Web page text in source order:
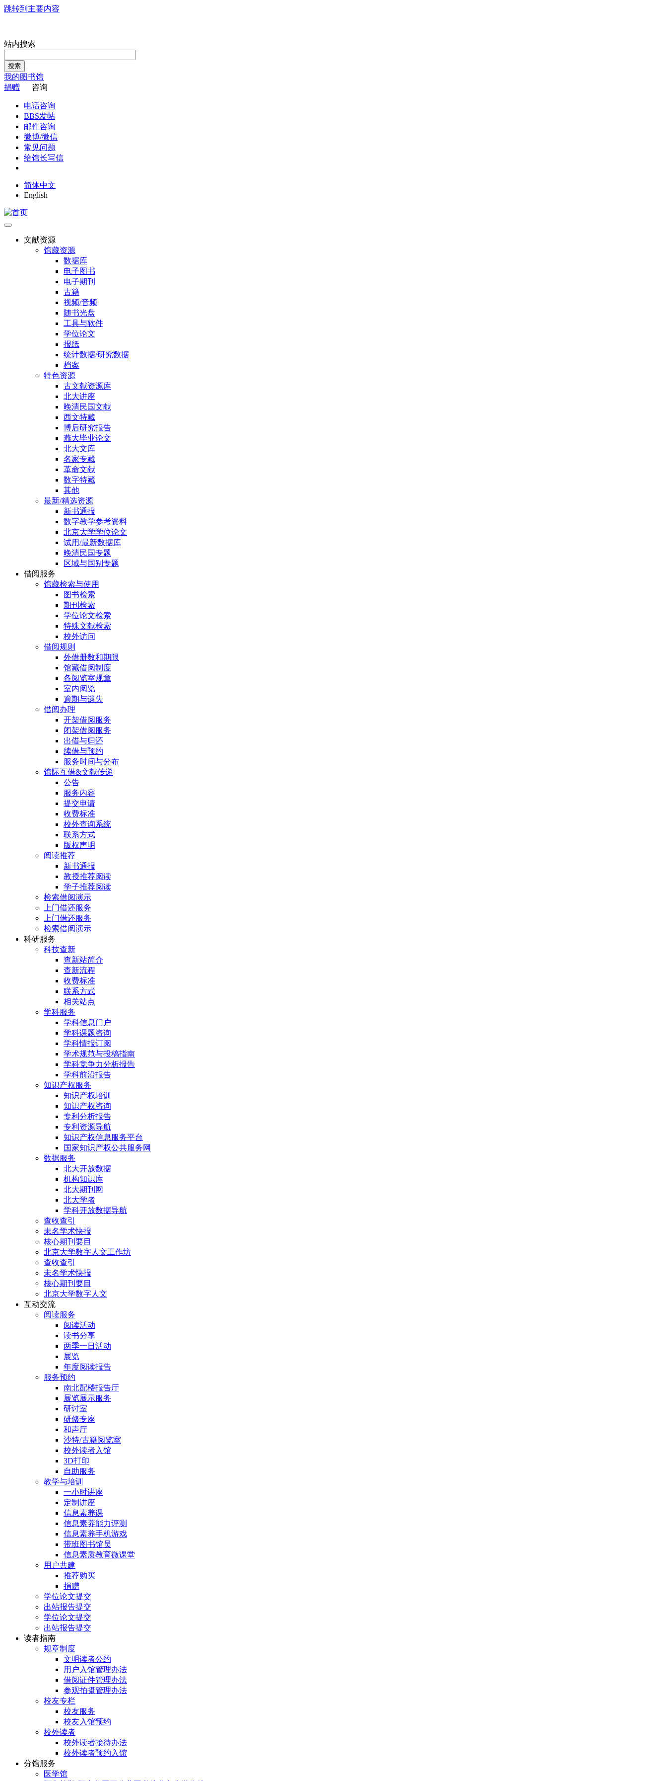
跳转到主要内容
站内搜索
搜索
我的图书馆
捐赠
咨询
电话咨询
BBS发帖
邮件咨询
微博/微信
常见问题
给馆长写信
简体中文
English
文献资源
馆藏资源
数据库
电子图书
电子期刊
古籍
视频/音频
随书光盘
工具与软件
学位论文
报纸
统计数据/研究数据
档案
特色资源
古文献资源库
北大讲座
晚清民国文献
西文特藏
博后研究报告
燕大毕业论文
北大文库
名家专藏
革命文献
数字特藏
其他
最新/精选资源
新书通报
数字教学参考资料
北京大学学位论文
试用/最新数据库
晚清民国专题
区域与国别专题
借阅服务
馆藏检索与使用
图书检索
期刊检索
学位论文检索
特殊文献检索
校外访问
借阅规则
外借册数和期限
馆藏借阅制度
各阅览室规章
室内阅览
逾期与遗失
借阅办理
开架借阅服务
闭架借阅服务
出借与归还
续借与预约
服务时间与分布
馆际互借&文献传递
公告
服务内容
提交申请
收费标准
校外查询系统
联系方式
版权声明
阅读推荐
新书通报
教授推荐阅读
学子推荐阅读
检索借阅演示
上门借还服务
上门借还服务
检索借阅演示
科研服务
科技查新
查新站简介
查新流程
收费标准
联系方式
相关站点
学科服务
学科信息门户
学科课题咨询
学科情报订阅
学术规范与投稿指南
学科竞争力分析报告
学科前沿报告
知识产权服务
知识产权培训
知识产权咨询
专利分析报告
专利资源导航
知识产权信息服务平台
国家知识产权公共服务网
数据服务
北大开放数据
机构知识库
北大期刊网
北大学者
学科开放数据导航
查收查引
未名学术快报
核心期刊要目
北京大学数字人文工作坊
查收查引
未名学术快报
核心期刊要目
北京大学数字人文
互动交流
阅读服务
阅读活动
读书分享
两季一日活动
展览
年度阅读报告
服务预约
南北配楼报告厅
展览展示服务
研讨室
研修专座
和声厅
沙特/古籍阅览室
校外读者入馆
3D打印
自助服务
教学与培训
一小时讲座
定制讲座
信息素养课
信息素养能力评测
信息素养手机游戏
带班图书馆员
信息素质教育微课堂
用户共建
推荐购买
捐赠
学位论文提交
出站报告提交
学位论文提交
出站报告提交
读者指南
规章制度
文明读者公约
用户入馆管理办法
借阅证件管理办法
参观拍摄管理办法
校友专栏
校友服务
校友入馆预约
校外读者
校外读者接待办法
校外读者预约入馆
分馆服务
医学馆